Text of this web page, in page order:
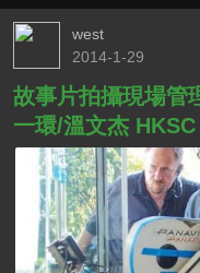
west
2014-1-29
故事片拍攝現場管
一環/溫文杰 HKSC